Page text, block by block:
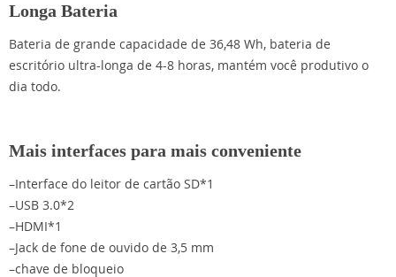
Longa Bateria
Bateria de grande capacidade de 36,48 Wh, bateria de
escritório ultra-longa de 4-8 horas, mantém você produtivo o
dia todo.
Mais interfaces para mais conveniente
–Interface do leitor de cartão SD*1
–USB 3.0*2
–HDMI*1
–Jack de fone de ouvido de 3,5 mm
–chave de bloqueio